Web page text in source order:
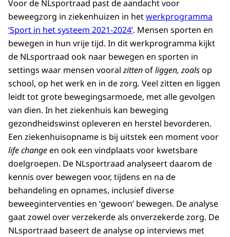
Voor de NLsportraad past de aandacht voor
beweegzorg in ziekenhuizen in hetwerkprogramma
‘Sport in het systeem 2021-2024’. Mensen sporten en
bewegen in hun vrije tijd. In dit werkprogramma kijkt
de NLsportraad ook naar bewegen en sporten in
settings waar mensen vooralzittenofliggen, zoalsop
school, op het werk en in de zorg. Veel zitten en liggen
leidt tot grote bewegingsarmoede, met alle gevolgen
van dien. In het ziekenhuis kan beweging
gezondheidswinst opleveren en herstel bevorderen.
Een ziekenhuisopname is bij uitstek een moment voor
life changeen ook een vindplaats voor kwetsbare
doelgroepen. De NLsportraad analyseert daarom de
kennis over bewegen voor, tijdens en na de
behandeling en opnames, inclusief diverse
beweeginterventies en ‘gewoon’ bewegen. De analyse
gaat zowel over verzekerde als onverzekerde zorg. De
NLsportraad baseert de analyse op interviews met